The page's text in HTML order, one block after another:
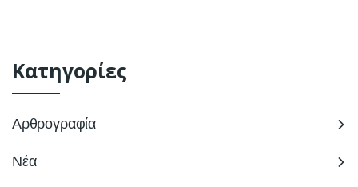
Κατηγορίες
Αρθρογραφία
Νέα